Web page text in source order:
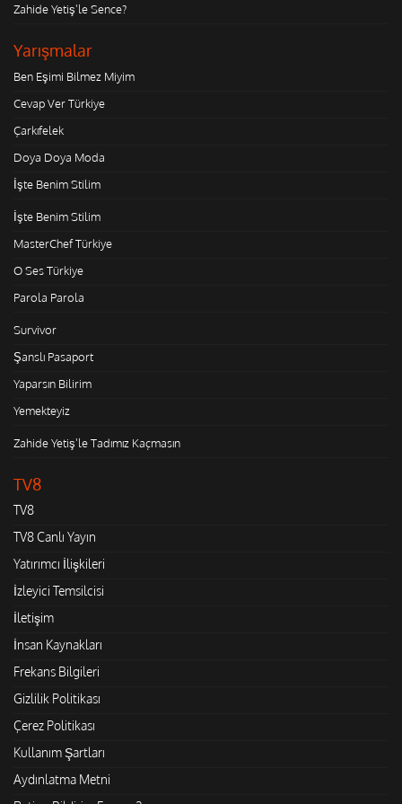
Zahide Yetiş'le Sence?
Yarışmalar
Ben Eşimi Bilmez Miyim
Cevap Ver Türkiye
Çarkıfelek
Doya Doya Moda
İşte Benim Stilim
İşte Benim Stilim
MasterChef Türkiye
O Ses Türkiye
Parola Parola
Survivor
Şanslı Pasaport
Yaparsın Bilirim
Yemekteyiz
Zahide Yetiş'le Tadımız Kaçmasın
TV8
TV8
TV8 Canlı Yayın
Yatırımcı İlişkileri
İzleyici Temsilcisi
İletişim
İnsan Kaynakları
Frekans Bilgileri
Gizlilik Politikası
Çerez Politikası
Kullanım Şartları
Aydınlatma Metni